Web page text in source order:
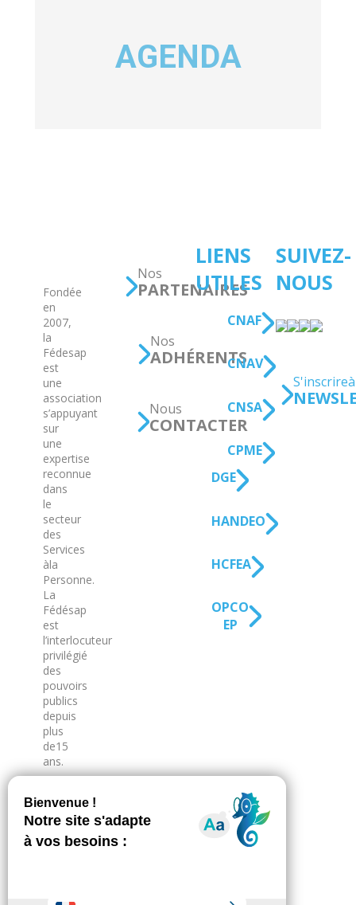
AGENDA
Fondée
en
2007,
la
Fédesap
est
une
association
s’appuyant
sur
une
expertise
reconnue
dans
le
secteur
des
Services
à la
Personne.
La
Fédésap
est
l’interlocuteur
privilégié
des
pouvoirs
publics
depuis
plus
de 15
ans.
182,
rue
de
Nos
PARTENAIRES
Nos
ADHÉRENTS
Nous
CONTACTER
LIENS
UTILES
CNAF
CNAV
CNSA
CPME
DGE
HANDEO
HCFEA
OPCO
EP
SUIVEZ-
NOUS
S'inscrire à